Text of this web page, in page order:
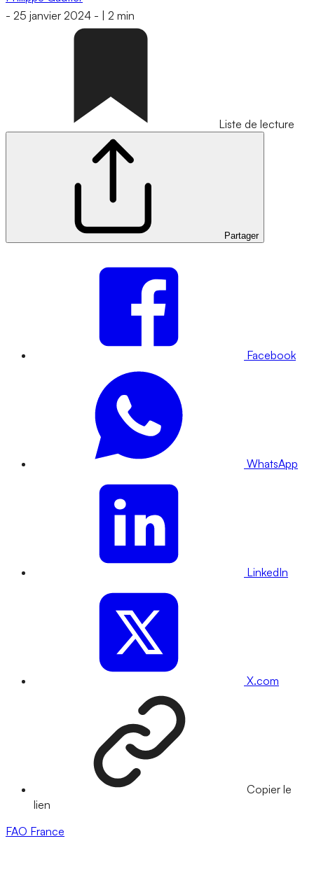
- 25 janvier 2024 - 2 min
Liste de lecture
Partager
Facebook
WhatsApp
LinkedIn
X.com
Copier le
lien
FAO France